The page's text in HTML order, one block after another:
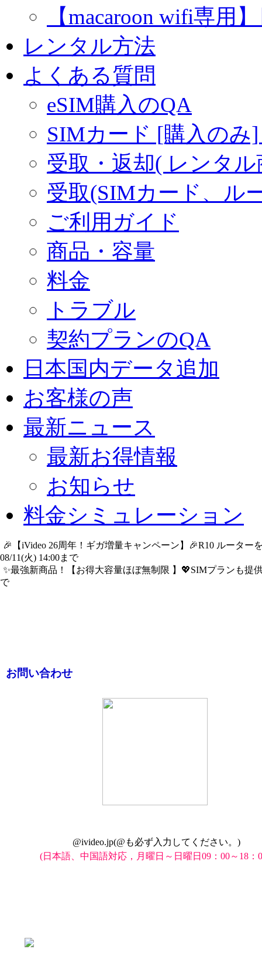
【macaroon wifi専用
レンタル方法
よくある質問
eSIM購入のQA
SIMカード [購入のみ
受取・返却( レンタ
受取(SIMカード、ル
ご利用ガイド
商品・容量
料金
トラブル
契約プランのQA
日本国内データ追加
お客様の声
最新ニュース
最新お得情報
お知らせ
料金シミュレーション
🎉【iVideo 26周年！ギガ増量キャンペーン】🎉R10 ルータ
08/11(火) 14:00まで
✨️最強新商品！【お得大容量ほぼ無制限 】💖SIMプランも提
で
お問い合わせ
@ivideo.jp(@も必ず入力してください。)
(日本語、中国語対応，月曜日～日曜日09：00～18：